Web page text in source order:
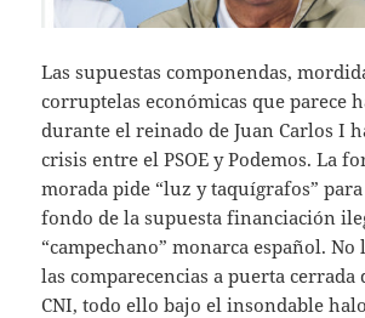
Las supuestas componendas,
corruptelas económicas que parece
durante el reinado de Juan Carlos I
crisis entre el PSOE y Podemos. La
morada pide “luz y taquígrafos”
fondo de la supuesta financiación
“campechano” monarca español. No
las comparecencias a puerta
CNI, todo ello bajo el insondable